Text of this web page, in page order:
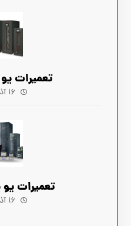
تعمیرات
۱۶ آذر ۱۴۰۴
تعمیرات
۱۶ آذر ۱۴۰۴